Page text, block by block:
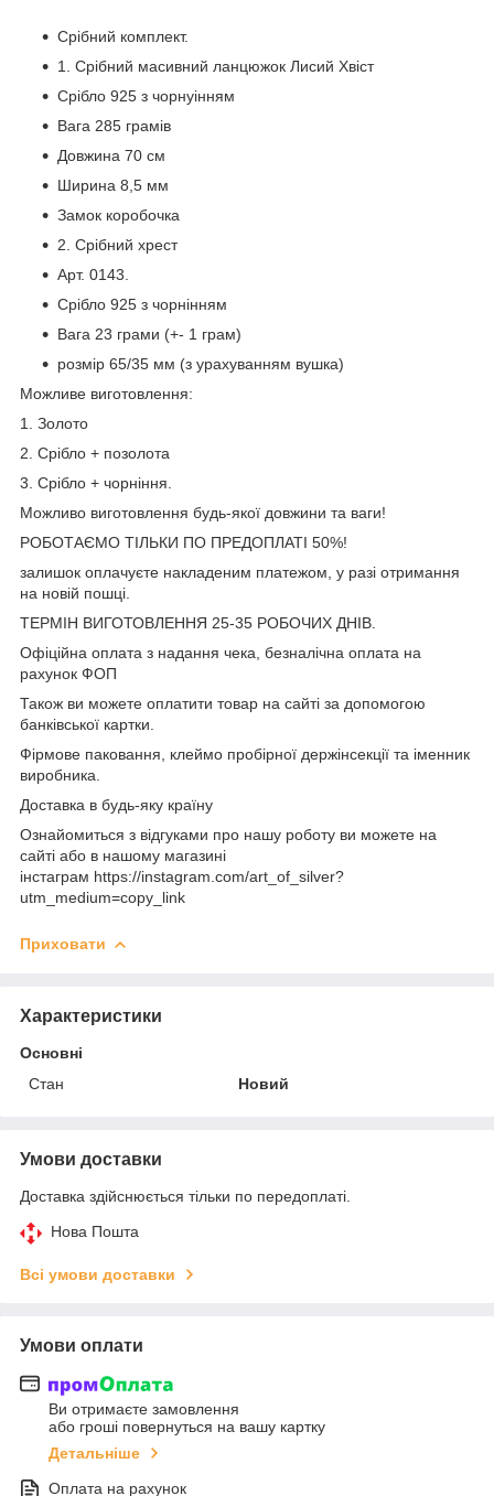
Срібний комплект.
1️. Срібний масивний ланцюжок Лисий Хвіст
Срібло 925 з чорнуінням
Вага 285 грамів
Довжина 70 см
Ширина 8,5 мм
Замок коробочка
2️. Срібний хрест
Арт. 0143.
Срібло 925 з чорнінням
Вага 23 грами (+- 1 грам)
розмір 65/35 мм (з урахуванням вушка)
Можливе виготовлення:
1. Золото
2. Срібло + позолота
3. Срібло + чорніння.
Можливо виготовлення будь-якої довжини та ваги!
РОБОТАЄМО ТІЛЬКИ ПО ПРЕДОПЛАТІ 50%!
залишок оплачуєте накладеним платежом, у разі отримання
на новій пошці.
ТЕРМІН ВИГОТОВЛЕННЯ 25-35 РОБОЧИХ ДНІВ.
Офіційна оплата з надання чека, безналічна оплата на
рахунок ФОП
Також ви можете оплатити товар на сайті за допомогою
банківської картки.
Фірмове паковання, клеймо пробірної держінсекції та іменник
виробника.
Доставка в будь-яку країну
Ознайомиться з відгуками про нашу роботу ви можете на
сайті або в нашому магазині
інстаграм https://instagram.com/art_of_silver?
utm_medium=copy_link
Приховати
Характеристики
Основні
Стан
Новий
Умови доставки
Доставка здійснюється тільки по передоплаті.
Нова Пошта
Всі умови доставки
Умови оплати
Ви отримаєте замовлення
або гроші повернуться на вашу картку
Детальніше
Оплата на рахунок